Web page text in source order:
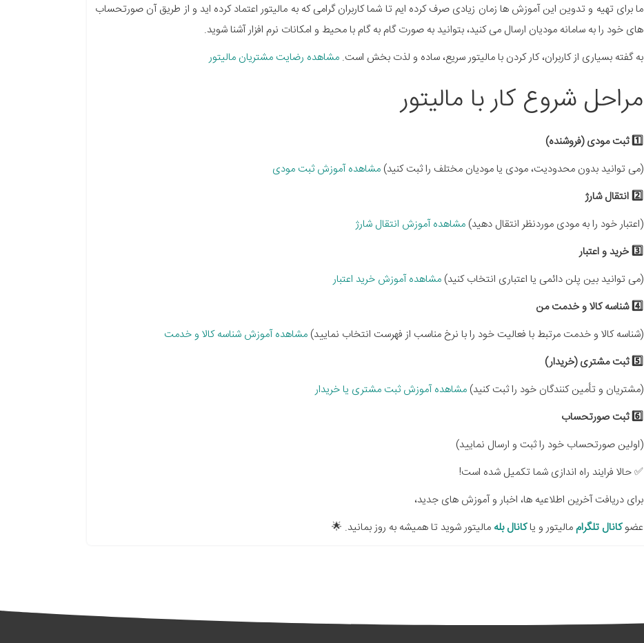
ما برای تهیه و تدوین این آموزش ها زمان زیادی صرف کرده ایم تا شما کاربران گرامی که به مالیتور اعتماد کرده اید و از طریق آن صورتحساب
های خود را به سامانه مودیان ارسال می کنید، بتوانید به صورت گام به گام با محیط و امکانات نرم افزار آشنا شوید.
به گفته بسیاری از کاربران، کار کردن با مالیتور سریع، ساده و لذت بخش است. مشاهده رضایت مشتریان مالیتور
مراحل شروع کار با مالیتور
1️⃣ ثبت مودی (فروشنده)
(می توانید بدون محدودیت، مودی یا مودیان مختلف را ثبت کنید) مشاهده آموزش ثبت مودی
2️⃣ انتقال شارژ
(اعتبار خود را به مودی موردنظر انتقال دهید) مشاهده آموزش انتقال شارژ
3️⃣ خرید و اعتبار
(می توانید بین پلن دائمی یا اعتباری انتخاب کنید) مشاهده آموزش خرید اعتبار
4️⃣ شناسه کالا و خدمت من
(شناسه کالا و خدمت مرتبط با فعالیت خود را با نرخ مناسب از فهرست انتخاب نمایید) مشاهده آموزش شناسه کالا و خدمت
5️⃣ ثبت مشتری (خریدار)
(مشتریان و تأمین کنندگان خود را ثبت کنید) مشاهده آموزش ثبت مشتری یا خریدار
6️⃣ ثبت صورتحساب
(اولین صورتحساب خود را ثبت و ارسال نمایید)
✅ حالا فرایند راه اندازی شما تکمیل شده است!
برای دریافت آخرین اطلاعیه ها، اخبار و آموزش های جدید،
عضوکانال تلگرام مالیتور و یاکانال بله مالیتور شوید تا همیشه به روز بمانید. 🌟